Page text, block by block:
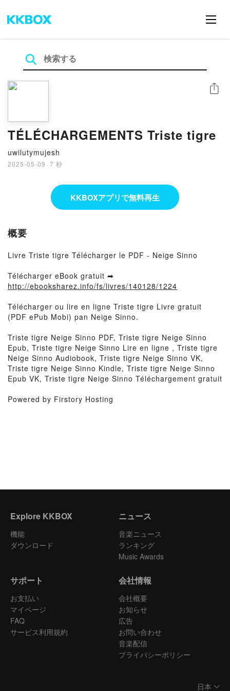
TÉLÉCHARGEMENTS Triste tigre
uwilutymujesh
2025-05-09 · 7 秒
シェア
KKBOXアプリで無料再生
概要
Livre Triste tigre Télécharger le PDF - Neige Sinno
Télécharger eBook gratuit ➡
http://ebooksharez.info/fs/livres/140128/1224
Télécharger ou lire en ligne Triste tigre Livre gratuit
(PDF ePub Mobi) pan Neige Sinno.
Triste tigre Neige Sinno PDF, Triste tigre Neige Sinno
Epub, Triste tigre Neige Sinno Lire en ligne , Triste tigre
Neige Sinno Audiobook, Triste tigre Neige Sinno VK,
Triste tigre Neige Sinno Kindle, Triste tigre Neige Sinno
Epub VK, Triste tigre Neige Sinno Téléchargement gratuit
Powered by Firstory Hosting
Explore KKBOX
機能
ダウンロード
ニュース
音楽ニュース
ランキング
Music Awards
サポート
お支払い
マイページ
FAQ
サービス利用規約
会社情報
会社概要
お知らせ
広告
お問い合わせ
音楽配信
プライバシーポリシー
日本